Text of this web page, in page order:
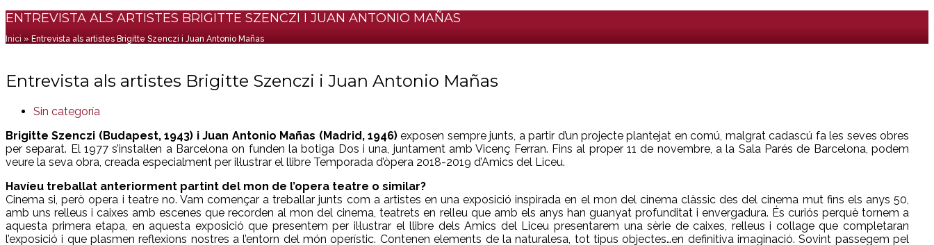
Cistella
ENTREVISTA ALS ARTISTES BRIGITTE SZENCZI I JUAN ANTONIO MAÑAS
Inici » Entrevista als artistes Brigitte Szenczi i Juan Antonio Mañas
Entrevista als artistes Brigitte Szenczi i Juan Antonio Mañas
Sin categoría
Brigitte Szenczi (Budapest, 1943) i Juan Antonio Mañas (Madrid, 1946)exposen sempre junts, a partir d’un projecte plantejat en comú, malgrat cadascú fa les seves obres
per separat. El 1977 s’instal·len a Barcelona on funden la botiga Dos i una, juntament amb Vicenç Ferran. Fins al proper 11 de novembre, a la Sala Parés de Barcelona, podem
veure la seva obra, creada especialment per il·lustrar el llibre Temporada d’òpera 2018-2019 d’Amics del Liceu.
Havíeu treballat anteriorment partint del mon de l’opera teatre o similar?
Cinema si, però opera i teatre no. Vam començar a treballar junts com a artistes en una exposició inspirada en el mon del cinema clàssic des del cinema mut fins els anys 50,
amb uns relleus i caixes amb escenes que recorden al mon del cinema, teatrets en relleu que amb els anys han guanyat profunditat i envergadura. És curiós perquè tornem a
aquesta primera etapa, en aquesta exposició que presentem per il·lustrar el llibre dels Amics del Liceu presentarem una sèrie de caixes, relleus i collage que completaran
l’exposició i que plasmen reflexions nostres a l’entorn del món operístic. Contenen elements de la naturalesa, tot tipus objectes…en definitiva imaginació. Sovint passegem pel